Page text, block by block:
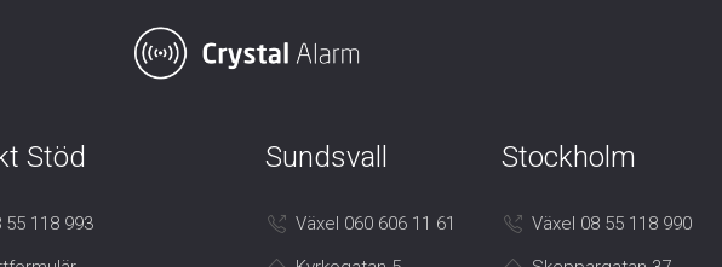
Stöd
55 118 993
Sundsvall
Växel 060 606 11 61
Stockholm
Växel 08 55 118 990